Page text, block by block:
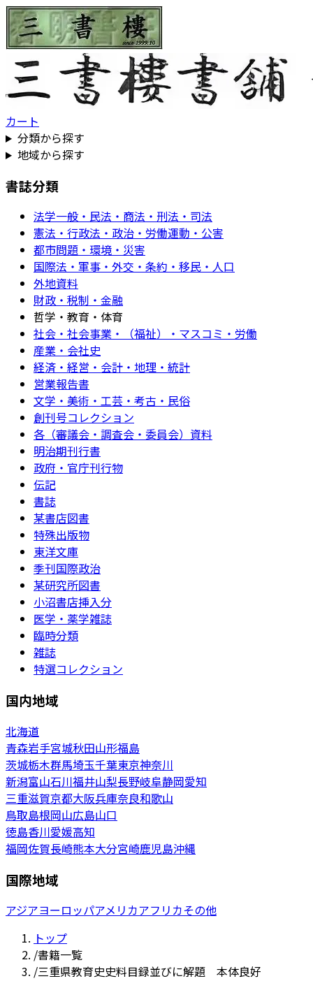
カート
分類から探す
地域から探す
書誌分類
法学一般・民法・商法・刑法・司法
憲法・行政法・政治・労働運動・公害
都市問題・環境・災害
国際法・軍事・外交・条約・移民・人口
外地資料
財政・税制・金融
哲学・教育・体育
社会・社会事業・（福祉）・マスコミ・労働
産業・会社史
経済・経営・会計・地理・統計
営業報告書
文学・美術・工芸・考古・民俗
創刊号コレクション
各（審議会・調査会・委員会）資料
明治期刊行書
政府・官庁刊行物
伝記
書誌
某書店図書
特殊出版物
東洋文庫
季刊国際政治
某研究所図書
小沼書店挿入分
医学・薬学雑誌
臨時分類
雑誌
特選コレクション
国内地域
北海道
青森岩手宮城秋田山形福島
茨城栃木群馬埼玉千葉東京神奈川
新潟富山石川福井山梨長野岐阜静岡愛知
三重滋賀京都大阪兵庫奈良和歌山
鳥取島根岡山広島山口
徳島香川愛媛高知
福岡佐賀長崎熊本大分宮崎鹿児島沖縄
国際地域
アジアヨーロッパアメリカアフリカその他
トップ
/書籍一覧
/三重県教育史史料目録並びに解題 本体良好